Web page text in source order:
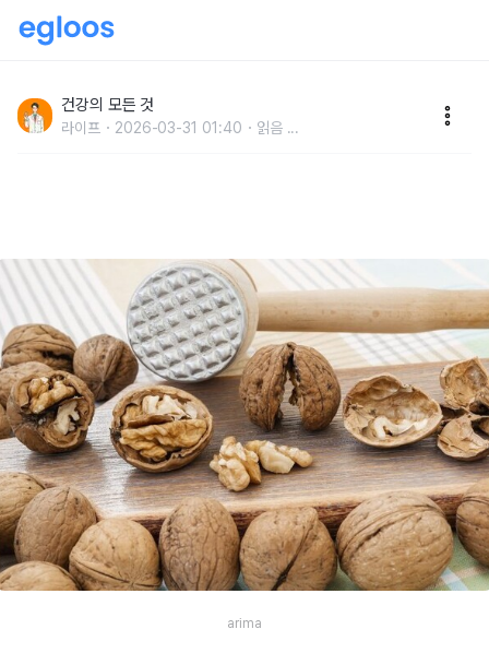
나는 견과류의 무서운 진실
건강의 모든 것
라이프 2026-03-31 01:40 읽음 ...
arima